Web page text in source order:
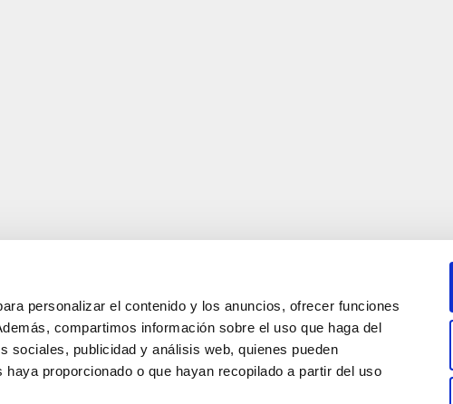
personalizar el contenido y los anuncios, ofrecer funciones
compartimos información sobre el uso que haga del
sociales, publicidad y análisis web, quienes pueden
proporcionado o que hayan recopilado a partir del uso